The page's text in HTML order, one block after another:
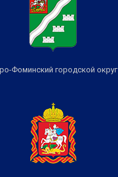
Фоминский городской округ